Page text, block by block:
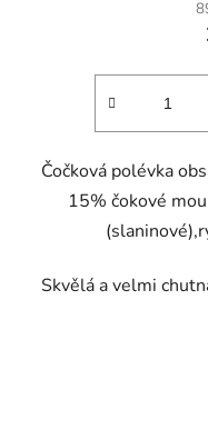
Čočková polévka
15% čokové
Skvělá a velmi